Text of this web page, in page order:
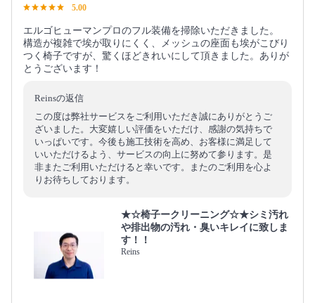
5.00
エルゴヒューマンプロのフル装備を掃除いただきました。
構造が複雑で埃が取りにくく、メッシュの座面も埃がこびり
つく椅子ですが、驚くほどきれいにして頂きました。ありが
とうございます！
Reinsの返信
この度は弊社サービスをご利用いただき誠にありがとうご
ざいました。大変嬉しい評価をいただけ、感謝の気持ちで
いっぱいです。今後も施工技術を高め、お客様に満足して
いいただけるよう、サービスの向上に努めて参ります。是
非またご利用いただけると幸いです。またのご利用を心よ
りお待ちしております。
★☆椅子ークリーニング☆★シミ汚れ
や排出物の汚れ・臭いキレイに致しま
す！！
Reins